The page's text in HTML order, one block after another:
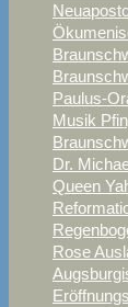
Paulus-
Musik
Dr.
Queen
Rose